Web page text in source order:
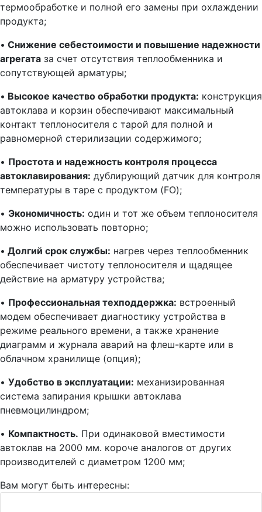
термообработке и полной его замены при охлаждении
продукта;
• Снижение себестоимости и повышение надежности
агрегата за счет отсутствия теплообменника и
сопутствующей арматуры;
• Высокое качество обработки продукта: конструкция
автоклава и корзин обеспечивают максимальный
контакт теплоносителя с тарой для полной и
равномерной стерилизации содержимого;
• Простота и надежность контроля процесса
автоклавирования: дублирующий датчик для контроля
температуры в таре с продуктом (FO);
• Экономичность: один и тот же объем теплоносителя
можно использовать повторно;
• Долгий срок службы: нагрев через теплообменник
обеспечивает чистоту теплоносителя и щадящее
действие на арматуру устройства;
• Профессиональная техподдержка: встроенный
модем обеспечивает диагностику устройства в
режиме реального времени, а также хранение
диаграмм и журнала аварий на флеш-карте или в
облачном хранилище (опция);
• Удобство в эксплуатации: механизированная
система запирания крышки автоклава
пневмоцилиндром;
• Компактность. При одинаковой вместимости
автоклав на 2000 мм. короче аналогов от других
производителей с диаметром 1200 мм;
Вам могут быть интересны: